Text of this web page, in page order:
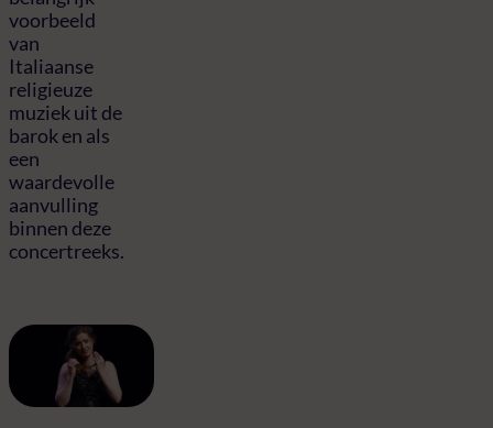
voorbeeld
van
Italiaanse
religieuze
muziek uit de
barok en als
een
waardevolle
aanvulling
binnen deze
concertreeks.